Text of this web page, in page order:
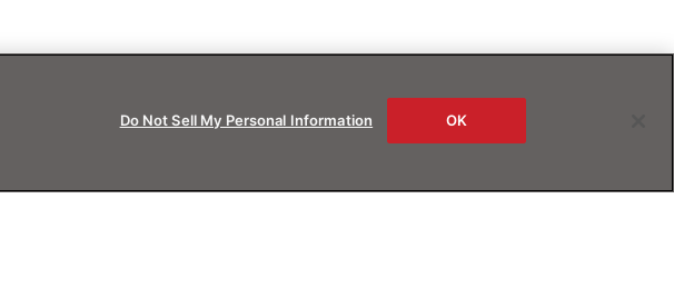
Do Not Sell My Personal Information OK